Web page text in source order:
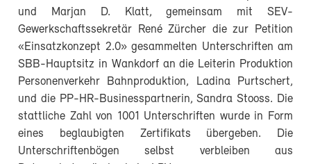
und Marjan D. Klatt, gemeinsam mit SEV-
Gewerkschaftssekretär René Zürcher die zur Petition
«Einsatzkonzept 2.0» gesammelten Unterschriften am
SBB-Hauptsitz in Wankdorf an die Leiterin Produktion
Personenverkehr Bahnproduktion, Ladina Purtschert,
und die PP-HR-Businesspartnerin, Sandra Stooss. Die
stattliche Zahl von 1001 Unterschriften wurde in Form
eines beglaubigten Zertifikats übergeben. Die
Unterschriftenbögen selbst verbleiben aus